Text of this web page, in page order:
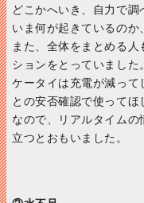
どこかへいき、自力で調
いま何が起きているのか
また、全体をまとめる
ションをとっていました。
ケータイは充電が減って
との安否確認で使ってほ
なので、リアルタイム
立つとおもいました。